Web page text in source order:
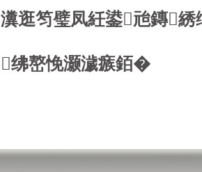
瀵逛笉璧凤紝鍙兘鏄
绋嶅悗灏濊瘯銆�